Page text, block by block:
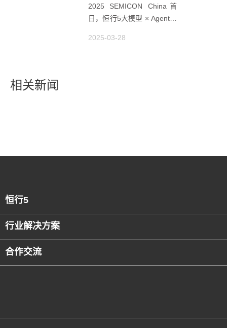
2025 SEMICON China首
日，恒行5大模型 × Agent研
潮
2025-03-28
相关新闻
恒行5
行业解决方案
合作交流